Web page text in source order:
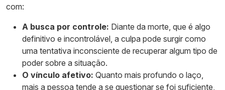
com:
A busca por controle: Diante da morte, que é algo
definitivo e incontrolável, a culpa pode surgir como
uma tentativa inconsciente de recuperar algum tipo de
poder sobre a situação.
O vínculo afetivo: Quanto mais profundo o laço,
mais a pessoa tende a se questionar se foi suficiente,